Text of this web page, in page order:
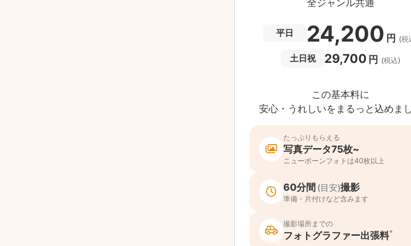
*撮影場所や日時によって、一部のフォトグラファ
ーでは遠方出張料（+3,000円）が発生する場合が
該当する場合、申込みフォームでお知らせしま